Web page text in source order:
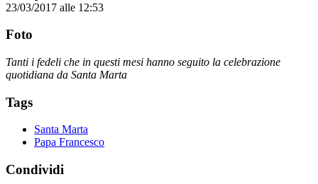
23/03/2017 alle 12:53
Foto
Tanti i fedeli che in questi mesi hanno seguito la celebrazione
quotidiana da Santa Marta
Tags
Santa Marta
Papa Francesco
Condividi